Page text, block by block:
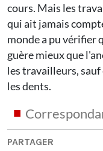
cours. Mais les
qui ait jamais
monde a pu vérifier
guère mieux que
les travailleurs,
les dents.
PARTAGER